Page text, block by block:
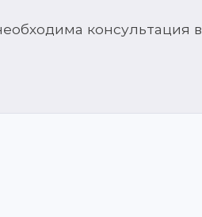
консультация